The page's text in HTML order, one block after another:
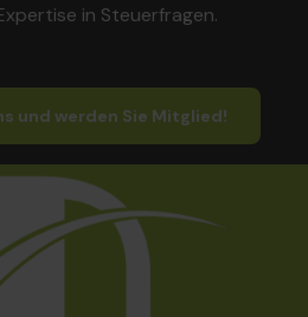
in Steuerfragen.
und werden Sie Mitglied!